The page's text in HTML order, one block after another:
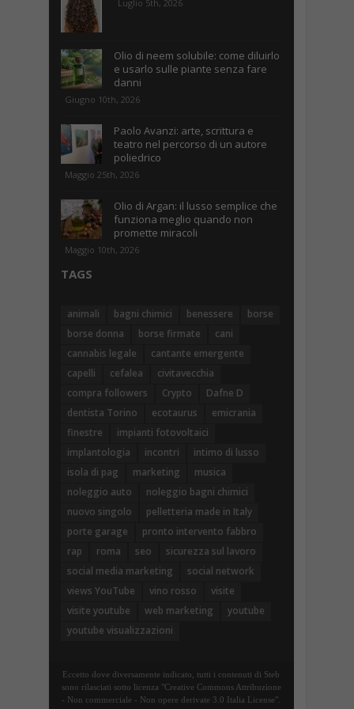
Luglio 5th, 2026
Olio di neem solubile: come diluirlo
e usarlo sulle piante senza fare
danni
Giugno 10th, 2026
Paolo Avanzi: arte, scrittura e
teatro nel percorso di un autore
poliedrico
Maggio 25th, 2026
Olio di Argan: il lusso semplice che
funziona meglio quando non
promette miracoli
Maggio 10th, 2026
TAGS
animali bagni chimici benessere
borse
borse donna
borse firmate
cani
cannabis legale
cantante emergente
capelli
cefalea
civitavecchia
compra followers
Crypto
Dafne D
dentista Torino
ecotaurus
emicrania
finestre
impianti fotovoltaici
implantologia
incontri
intimo di lusso
isola di pag
marketing
musica
noleggio auto
noleggio bagni chimici
nuovo singolo
pelletteria made in Italy
porte garage
pronto intervento fabbro
rap
roma seo
sicurezza sul lavoro
social media marketing
social network
views YouTube
vino rosso
visite
visite youtube
web marketing
youtube
youtube visualizzazioni
Eccetto dove diversamente indicato, tutti i contenuti di Steb
sono rilasciati sotto licenza "Creative Commons Attribuzione
- Non commerciale - Non opere derivate 3.0 Italia License".